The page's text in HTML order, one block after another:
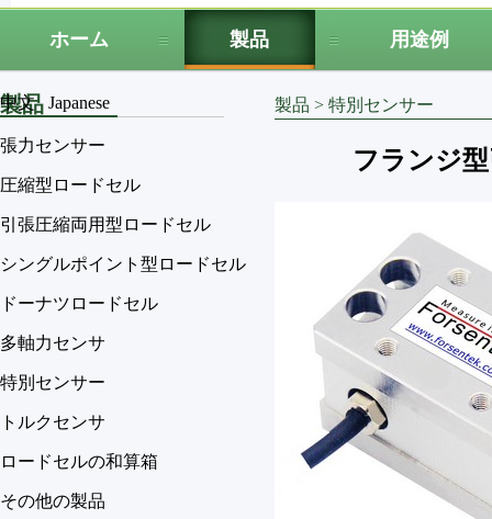
ホーム 製品 用途例
中文 Japanese
製品
張力センサー
圧縮型ロードセル
引張圧縮両用型ロードセル
シングルポイント型ロードセル
ドーナツロードセル
多軸力センサ
特別センサー
トルクセンサ
ロードセルの和算箱
その他の製品
製品 > 特別センサー
フランジ